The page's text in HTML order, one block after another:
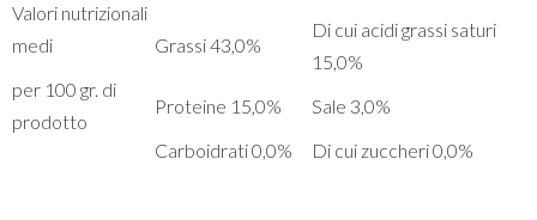
Valori nutrizionali
medi
per 100 gr. di
prodotto
Grassi 43,0%
Di cui acidi grassi saturi
15,0%
Proteine 15,0%
Sale 3,0%
Carboidrati 0,0%
Di cui zuccheri 0,0%